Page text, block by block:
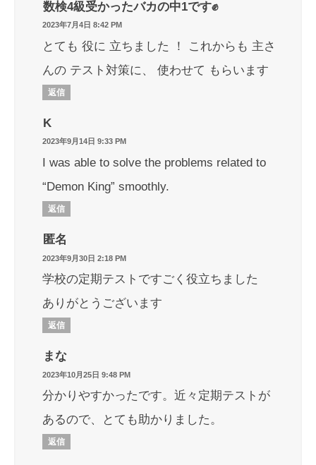
数検4級受かったバカの中1です✊
2023年7月4日 8:42 PM
とても 役に 立ちました ！ これからも 主さ
んの テスト対策に、 使わせて もらいます
返信
K
2023年9月14日 9:33 PM
I was able to solve the problems related to
“Demon King” smoothly.
返信
匿名
2023年9月30日 2:18 PM
学校の定期テストですごく役立ちました
ありがとうございます
返信
まな
2023年10月25日 9:48 PM
分かりやすかったです。近々定期テストが
あるので、とても助かりました。
返信